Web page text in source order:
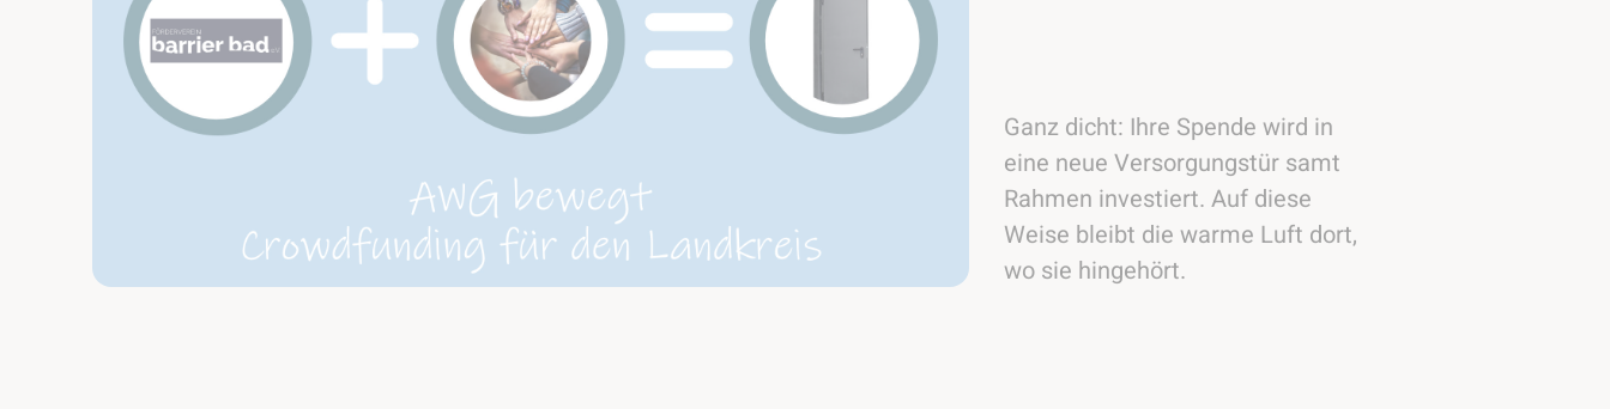
Ganz dicht: Ihre Spende wird in
eine neue Versorgungstür samt
Rahmen investiert. Auf diese
Weise bleibt die warme Luft dort,
wo sie hingehört.